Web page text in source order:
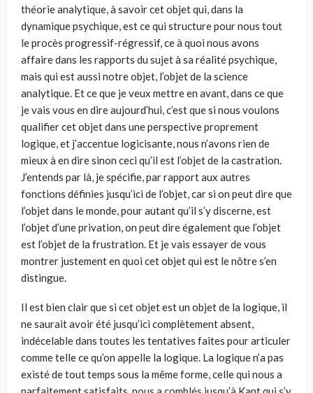
théorie analytique, à savoir cet objet qui, dans la
dynamique psychique, est ce qui structure pour nous tout
le procès progressif-régressif, ce à quoi nous avons
affaire dans les rapports du sujet à sa réalité psychique,
mais qui est aussi notre objet, l’objet de la science
analytique. Et ce que je veux mettre en avant, dans ce que
je vais vous en dire aujourd’hui, c’est que si nous voulons
qualifier cet objet dans une perspective proprement
logique, et j’accentue logicisante, nous n’avons rien de
mieux à en dire sinon ceci qu’il est l’objet de la castration.
J’entends par là, je spécifie, par rapport aux autres
fonctions définies jusqu’ici de l’objet, car si on peut dire que
l’objet dans le monde, pour autant qu’il s’y discerne, est
l’objet d’une privation, on peut dire également que l’objet
est l’objet de la frustration. Et je vais essayer de vous
montrer justement en quoi cet objet qui est le nôtre s’en
distingue.
Il est bien clair que si cet objet est un objet de la logique, il
ne saurait avoir été jusqu’ici complètement absent,
indécelable dans toutes les tentatives faites pour articuler
comme telle ce qu’on appelle la logique. La logique n’a pas
existé de tout temps sous la même forme, celle qui nous a